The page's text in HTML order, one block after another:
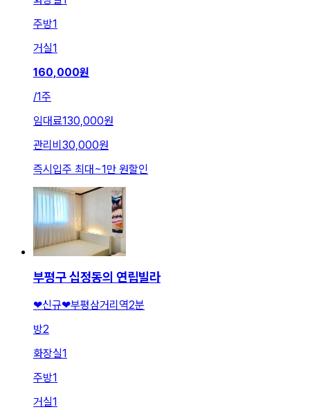
주방1
거실1
160,000원
/1주
임대료130,000원
관리비 30,000원
즉시입주 최대~1만 원할인
부평구 십정동의 연립빌라
❤신규❤부평삼거리역2분
방2
화장실1
주방1
거실1